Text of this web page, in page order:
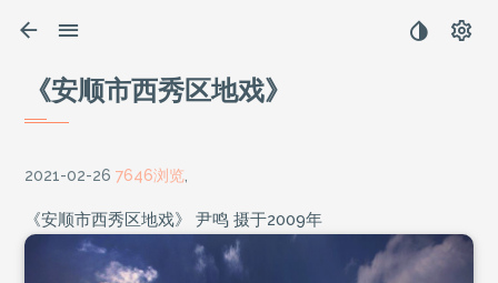
《安顺市西秀区地戏》
2021-02-26 7646浏览
《安顺市西秀区地戏》 尹鸣 摄于2009年